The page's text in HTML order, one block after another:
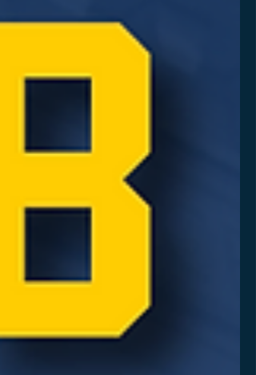
则上又回到了暂时不需要缴纳H-1B境外10万
刀的状态❗️ （USCIS、美国国务院官网、缴费
以行政机关最新正式通知和具体操作要求为
法院继续审理，不排除联邦政府进一步申